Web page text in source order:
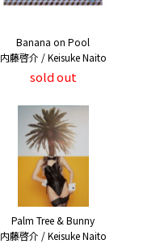
Banana on Pool
内藤啓介 / Keisuke Naito
sold out
Palm Tree & Bunny
内藤啓介 / Keisuke Naito